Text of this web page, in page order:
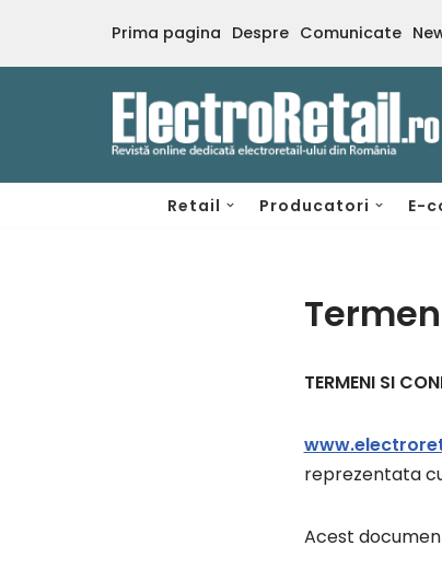
Sari
Prima pagina Despre Comunicate
Retail Producatori E-
TERMENI SI
reprezentata
Acest